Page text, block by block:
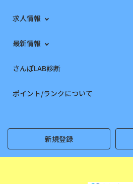
求人情報
最新情報
さんぽLAB診断
ポイント/ランクについて
新規登録